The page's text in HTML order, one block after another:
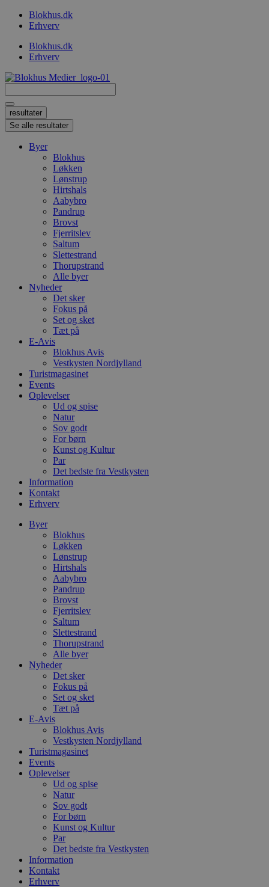
VidereBlokhus.dk
Erhverv
Blokhus.dk
Erhverv
...
resultater
Se alle resultater
Byer
Blokhus
Løkken
Lønstrup
Hirtshals
Aabybro
Pandrup
Brovst
Fjerritslev
Saltum
Slettestrand
Thorupstrand
Alle byer
Nyheder
Det sker
Fokus på
Set og sket
Tæt på
E-Avis
Blokhus Avis
Vestkysten Nordjylland
Turistmagasinet
Events
Oplevelser
Ud og spise
Natur
Sov godt
For børn
Kunst og Kultur
Par
Det bedste fra Vestkysten
Information
Kontakt
Erhverv
Byer
Blokhus
Løkken
Lønstrup
Hirtshals
Aabybro
Pandrup
Brovst
Fjerritslev
Saltum
Slettestrand
Thorupstrand
Alle byer
Nyheder
Det sker
Fokus på
Set og sket
Tæt på
E-Avis
Blokhus Avis
Vestkysten Nordjylland
Turistmagasinet
Events
Oplevelser
Ud og spise
Natur
Sov godt
For børn
Kunst og Kultur
Par
Det bedste fra Vestkysten
Information
Kontakt
Erhverv